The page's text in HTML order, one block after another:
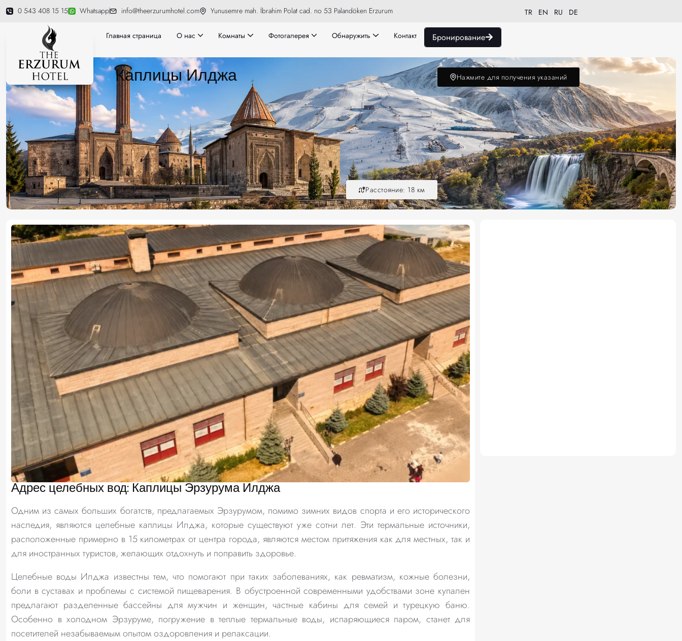
0 543 408 15 15 Whatsapp info@theerzurumhotel.com Yunusemre mah. İbrahim Polat cad. no 53 Palandöken Erzurum TR EN RU DE
Главная страница О нас Комнаты Фотогалерея Обнаружить Контакт Бронирование
Каплицы Илджа
Расстояние: 18 км
Нажмите для получения указаний
Адрес целебных вод: Каплицы Эрзурума Илджа
Одним из самых больших богатств, предлагаемых Эрзурумом, помимо зимних видов спорта и его исторического
наследия, являются целебные каплицы Илджа, которые существуют уже сотни лет. Эти термальные источники,
расположенные примерно в 15 километрах от центра города, являются местом притяжения как для местных, так и
для иностранных туристов, желающих отдохнуть и поправить здоровье.
Целебные воды Илджа известны тем, что помогают при таких заболеваниях, как ревматизм, кожные болезни,
боли в суставах и проблемы с системой пищеварения. В обустроенной современными удобствами зоне купален
предлагают разделенные бассейны для мужчин и женщин, частные кабины для семей и турецкую баню.
Особенно в холодном Эрзуруме, погружение в теплые термальные воды, испаряющиеся паром, станет для
посетителей незабываемым опытом оздоровления и релаксации.